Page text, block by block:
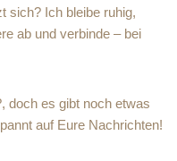
sich? Ich bleibe ruhig,
ab und verbinde – bei
doch es gibt noch etwas
auf Eure Nachrichten!